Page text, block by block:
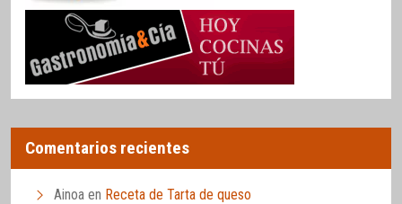
Comentarios recientes
Ainoa en Receta de Tarta de queso